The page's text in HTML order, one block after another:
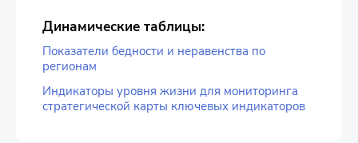
Динамические таблицы:
Показатели бедности и неравенства по
регионам
Индикаторы уровня жизни для мониторинга
стратегической карты ключевых индикаторов